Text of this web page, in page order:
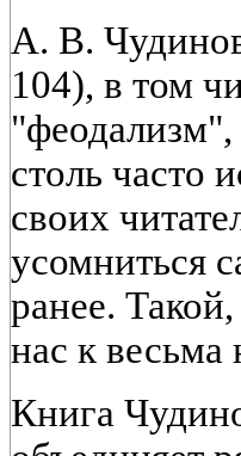
А. В.
104), в том
столь часто
своих
усомниться
ранее.
нас к весьма
Книга